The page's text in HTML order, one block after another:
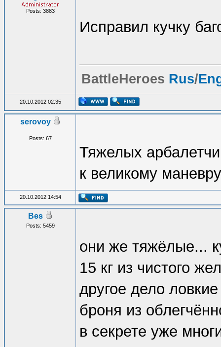
Posts: 3883
Исправил кучку
BattleHeroes Rus/
20.10.2012 02:35
serovoy
Posts: 67
Тяжелых
к великому
20.10.2012 14:54
Bes
Posts: 5459
они же тяжёлые...
15 кг из чистого
другое дело
броня из
в секрете уже